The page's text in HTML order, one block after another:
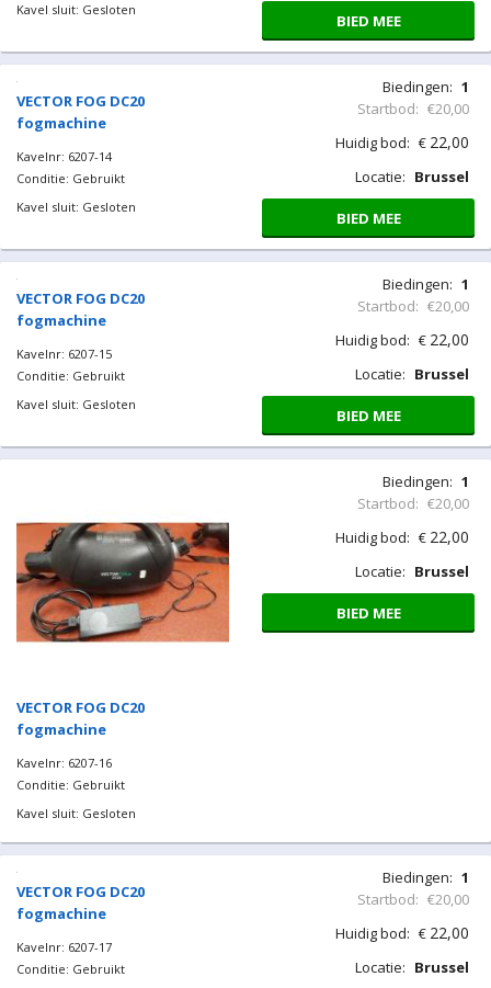
Kavel sluit: Gesloten
BIED MEE
VECTOR FOG DC20
fogmachine
Kavelnr: 6207-14
Conditie: Gebruikt
Kavel sluit: Gesloten
Biedingen: 1
Startbod: €20,00
Huidig bod: € 22,00
Locatie: Brussel
BIED MEE
VECTOR FOG DC20
fogmachine
Kavelnr: 6207-15
Conditie: Gebruikt
Kavel sluit: Gesloten
Biedingen: 1
Startbod: €20,00
Huidig bod: € 22,00
Locatie: Brussel
BIED MEE
VECTOR FOG DC20
fogmachine
Kavelnr: 6207-16
Conditie: Gebruikt
Kavel sluit: Gesloten
Biedingen: 1
Startbod: €20,00
Huidig bod: € 22,00
Locatie: Brussel
BIED MEE
VECTOR FOG DC20
fogmachine
Kavelnr: 6207-17
Conditie: Gebruikt
Biedingen: 1
Startbod: €20,00
Huidig bod: € 22,00
Locatie: Brussel